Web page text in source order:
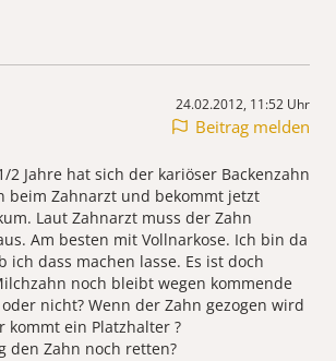
24.02.2012, 11:52 Uhr
Beitrag melden
2 Jahre hat sich der kariöser Backenzahn
beim Zahnarzt und bekommt jetzt
Laut Zahnarzt muss der Zahn
Am besten mit Vollnarkose. Ich bin da
ich dass machen lasse. Es ist doch
noch bleibt wegen kommende
nicht? Wenn der Zahn gezogen wird
kommt ein Platzhalter ?
den Zahn noch retten?